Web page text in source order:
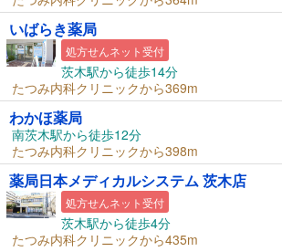
いばらき薬局
処方せんネット受付
茨木駅から徒歩14分
たつみ内科クリニックから369m
わかほ薬局
南茨木駅から徒歩12分
たつみ内科クリニックから398m
薬局日本メディカルシステム 茨木店
処方せんネット受付
茨木駅から徒歩4分
たつみ内科クリニックから435m